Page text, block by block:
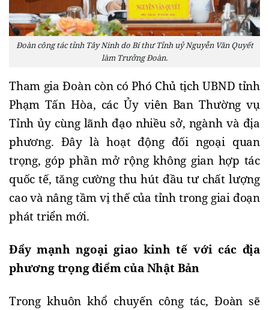
Đoàn công tác tỉnh Tây Ninh do Bí thư Tỉnh uỷ Nguyễn Văn Quyết
làm Trưởng Đoàn.
Tham gia Đoàn còn có Phó Chủ tịch UBND tỉnh
Phạm Tấn Hòa, các Ủy viên Ban Thường vụ
Tỉnh ủy cùng lãnh đạo nhiều sở, ngành và địa
phương. Đây là hoạt động đối ngoại quan
trọng, góp phần mở rộng không gian hợp tác
quốc tế, tăng cường thu hút đầu tư chất lượng
cao và nâng tầm vị thế của tỉnh trong giai đoạn
phát triển mới.
Đẩy mạnh ngoại giao kinh tế với các địa
phương trọng điểm của Nhật Bản
Trong khuôn khổ chuyến công tác, Đoàn sẽ